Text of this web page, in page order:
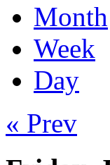
Month
Week
Day
« Prev